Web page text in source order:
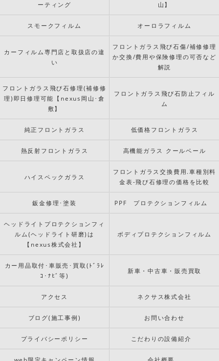
ーティング
山】
スモークフィルム オーロラフィルム
カーフィルム専門店と取扱店の違
い
フロントガラス飛び石傷/補修修理
か交換/費用や保険修理の可否など
解説
フロントガラス飛び石修理(補修修
理)即日修理可能【nexus岡山･倉
敷】
フロントガラス飛び石防止フィル
ム
純正フロントガラス 低価格フロントガラス
熱反射フロントガラス 高機能ガラス クールベール
ハイスペックガラス
フロントガラス交換費用.車種別料
金表-飛び石修理の価格を比較
鈑金修理･塗装 PPF プロテクションフィルム
ヘッドライトプロテクションフィ
ルム(ヘッドライト研磨)は
【nexus株式会社】
ボディプロテクションフィルム
カー用品取付･車販売･買取(ﾄﾞﾗﾚ
ｺ･ﾅﾋﾞ等)
新車・中古車・販売買取
アクセス ネクサス株式会社
ブログ(施工事例) お問い合わせ
プライバシーポリシー こだわりの設備紹介